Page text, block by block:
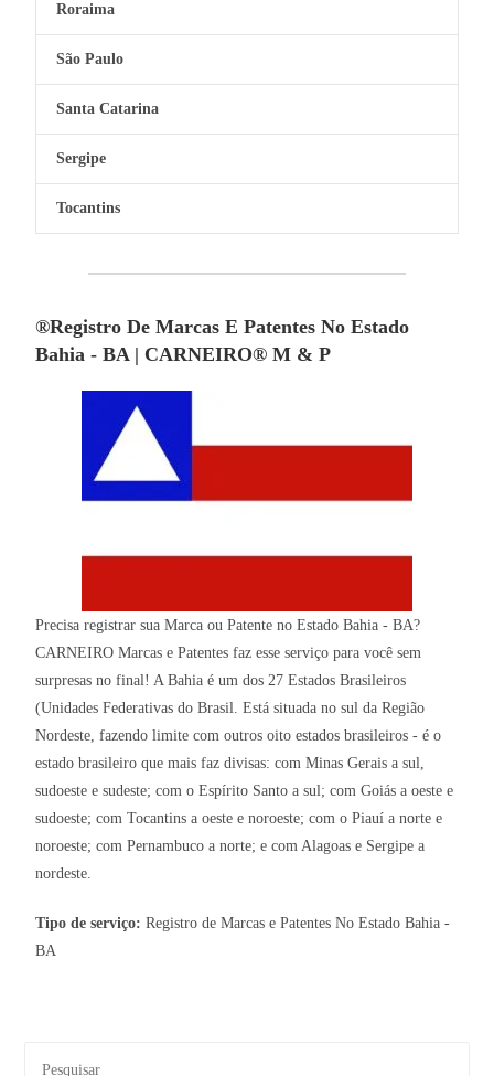
Roraima
São Paulo
Santa Catarina
Sergipe
Tocantins
®Registro De Marcas E Patentes No Estado
Bahia - BA | CARNEIRO® M & P
Precisa registrar sua Marca ou Patente no Estado Bahia - BA?
CARNEIRO Marcas e Patentes faz esse serviço para você sem
surpresas no final! A Bahia é um dos 27 Estados Brasileiros
(Unidades Federativas do Brasil. Está situada no sul da Região
Nordeste, fazendo limite com outros oito estados brasileiros - é o
estado brasileiro que mais faz divisas: com Minas Gerais a sul,
sudoeste e sudeste; com o Espírito Santo a sul; com Goiás a oeste e
sudoeste; com Tocantins a oeste e noroeste; com o Piauí a norte e
noroeste; com Pernambuco a norte; e com Alagoas e Sergipe a
nordeste.
Tipo de serviço:Registro de Marcas e Patentes No Estado Bahia -
BA